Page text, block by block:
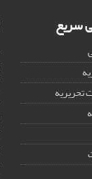
سریع
تحریریه